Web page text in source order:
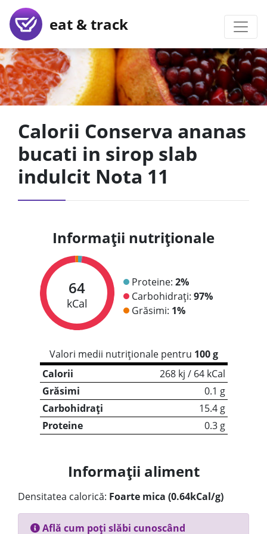
eat & track
Calorii Conserva ananas
bucati in sirop slab
indulcit Nota 11
Informații nutriționale
64
kCal
Proteine: 2%
Carbohidrați: 97%
Grăsimi: 1%
Valori medii nutriționale pentru 100 g
Calorii
268 kj / 64 kCal
Grăsimi
0.1 g
Carbohidrați
15.4 g
Proteine
0.3 g
Informații aliment
Densitatea calorică: Foarte mica (0.64kCal/g)
Află cum poți slăbi cunoscând